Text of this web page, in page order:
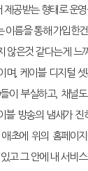
제공받는 형태로 운
이름을 통해 가입한
않은것 같다는게 느
며, 케이블 디지털
이 부실하고, 채널
블 방송의 냄새가 진
초에 위의 홈페이
고 그 안에 내 서비